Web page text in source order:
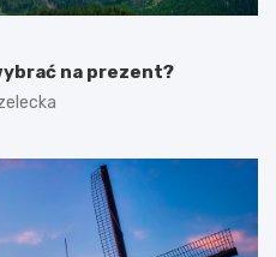
na prezent?